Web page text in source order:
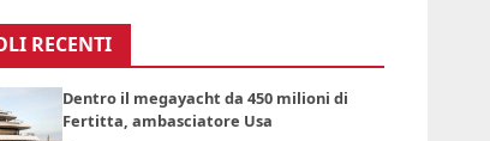
RECENTI
Dentro il megayacht da 450 milioni di
Fertitta, ambasciatore Usa